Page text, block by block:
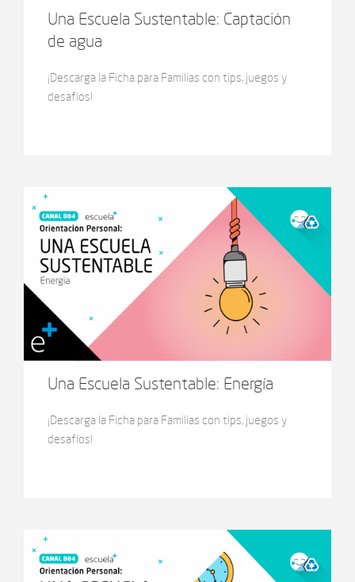
Una Escuela Sustentable: Captación
de agua
¡Descarga la Ficha para Familias con tips, juegos y
desafíos!
Una Escuela Sustentable: Energía
¡Descarga la Ficha para Familias con tips, juegos y
desafíos!